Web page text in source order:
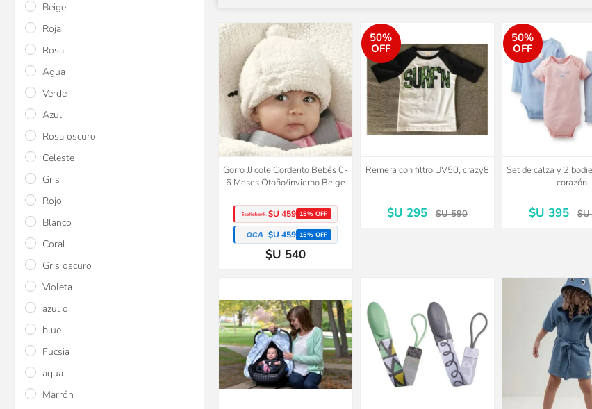
Gorro JJ cole Corderito Bebés 0-
6 Meses Otoño/invierno Beige
$U 459 15% OFF
$U 459 15% OFF
$U 540
50%
OFF
Remera con filtro UV50, crazy8
$U 295 $U 590
50%
OFF
Set de calza y 2
- corazón
$U 395
Beige
Roja
Rosa
Agua
Verde
Azul
Rosa oscuro
Celeste
Gris
Rojo
Blanco
Coral
Gris oscuro
Violeta
azul o
blue
Fucsia
aqua
Marrón